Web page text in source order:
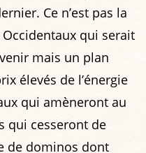
Ce n’est pas la
qui serait
mais un plan
élevés de l’énergie
qui amèneront au
qui cesseront de
de dominos dont